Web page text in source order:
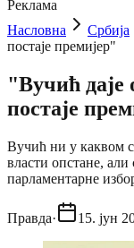
Реклама
Насловна
Србија
постаје премијер"
"Вучић даје
постаје
Вучић ни у каквом
власти опстане, али
парламентарне
Правда· 15. јун